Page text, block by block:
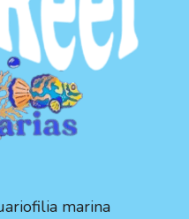
marina